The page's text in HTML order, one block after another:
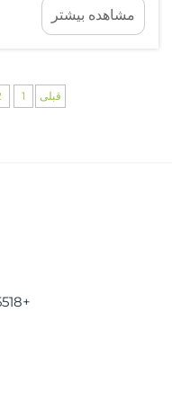
تخم‌مرغ: یک چالش
در واقع یک بازی
مشاهده بیشتر
قبلی 1
+86-579-83925518